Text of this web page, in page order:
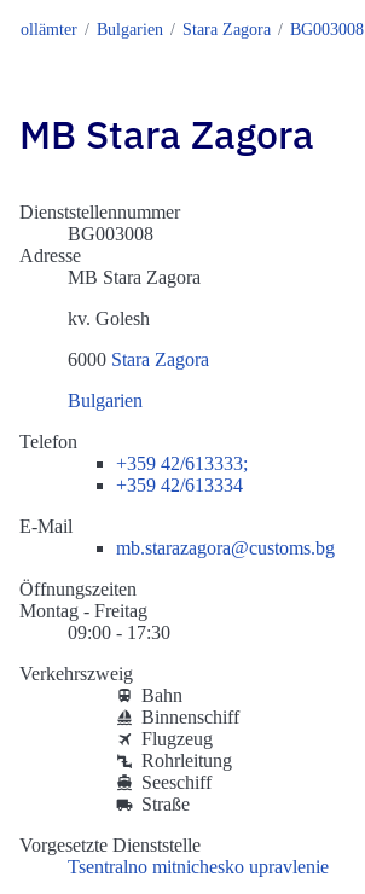
Zollämter Bulgarien Stara Zagora BG003008
MB Stara Zagora
Dienststellennummer
BG003008
Adresse
MB Stara Zagora
kv. Golesh
6000 Stara Zagora
Bulgarien
Telefon
+359 42/613333;
+359 42/613334
E-Mail
mb.starazagora@customs.bg
Öffnungszeiten
Montag - Freitag
09:00 - 17:30
Verkehrszweig
Bahn
Binnenschiff
Flugzeug
Rohrleitung
Seeschiff
Straße
Vorgesetzte Dienststelle
Tsentralno mitnichesko upravlenie